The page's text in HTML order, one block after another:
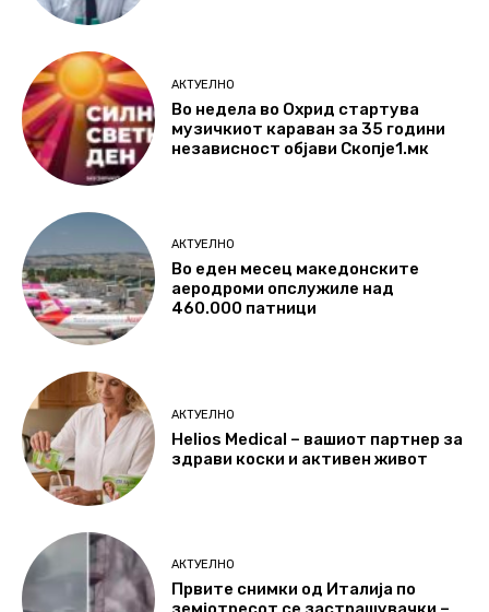
АКТУЕЛНО
Во недела во Охрид стартува
музичкиот караван за 35 години
независност објави Скопје1.мк
АКТУЕЛНО
Во еден месец македонските
аеродроми опслужиле над
460.000 патници
АКТУЕЛНО
Helios Medical – вашиот партнер за
здрави коски и активен живот
АКТУЕЛНО
Првите снимки од Италија по